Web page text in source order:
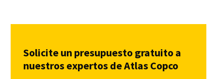
Solicite un presupuesto gratuito a
nuestros expertos de Atlas Copco